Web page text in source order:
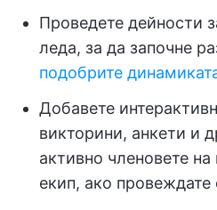
Проведете дейности
леда, за да започне
подобрите
Добавете
викторини, анкети и
активно членовете
екип, ако